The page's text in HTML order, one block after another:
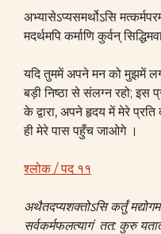
अभ्यासेऽप्यसमर्थोऽसि
मदर्थमपि कर्माणि कुर्वन्
यदि तुममें अपने मन को मुझमें
बड़ी निष्ठा से संलग्न रहो; इस
के द्वारा, अपने हृदय में मेरे
ही मेरे पास पहुँच जाओगे ।
श्लोक / पद ११
अथैतदप्यशक्तोऽसि कर्तुं
सर्वकर्मफलत्यागं तत: कुरु